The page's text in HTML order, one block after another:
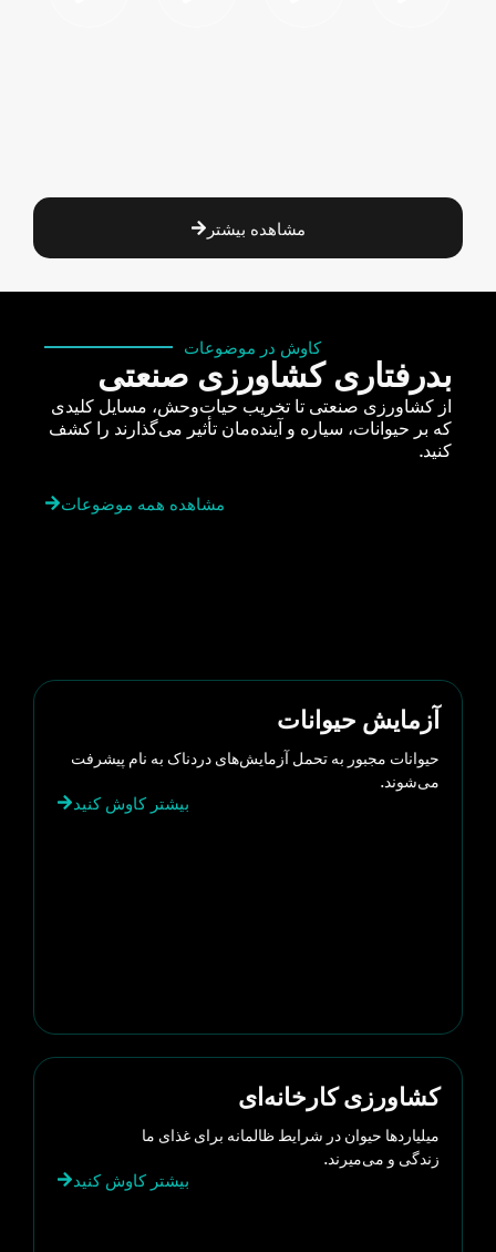
مشاهده بیشتر
کاوش در موضوعات
بدرفتاری کشاورزی صنعتی
از کشاورزی صنعتی تا تخریب حیات‌وحش، مسایل کلیدی
که بر حیوانات، سیاره و آینده‌مان تأثیر می‌گذارند را کشف
کنید.
مشاهده همه موضوعات
آزمایش حیوانات
حیوانات مجبور به تحمل آزمایش‌های دردناک به نام پیشرفت
می‌شوند.
بیشتر کاوش کنید
کشاورزی کارخانه‌ای
میلیاردها حیوان در شرایط ظالمانه برای غذای ما
زندگی و می‌میرند.
بیشتر کاوش کنید